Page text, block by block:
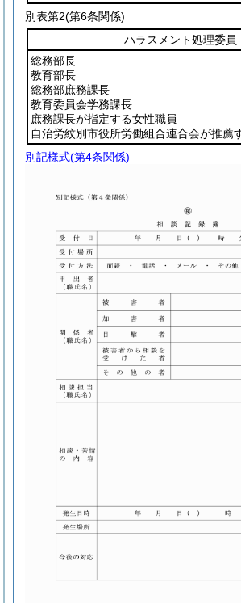
別表第2(第6条関係)
ハラスメント処理委員
総務部長
教育部長
総務部庶務課長
教育委員会学務課長
庶務課長が指定する女性職員
自治労紋別市役所労働組合連合会が推
別記様式(第4条関係)